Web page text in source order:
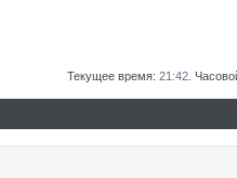
Текущее время: 21:42 .